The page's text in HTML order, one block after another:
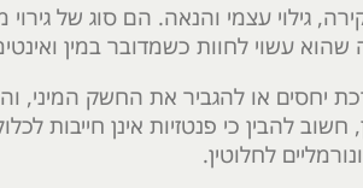
גילוי עצמי והנאה. הם סוג של
עשוי לחוות כשמדובר במין
יחסים או להגביר את החשק המיני,
להבין כי פנטזיות אינן חייבות
לחלוטין.